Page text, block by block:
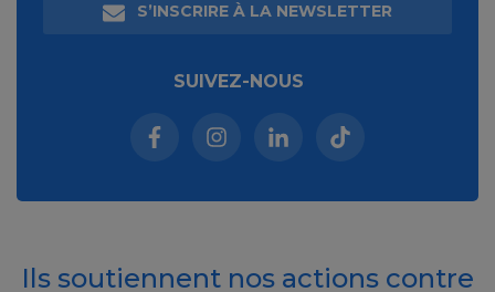
S’INSCRIRE À LA NEWSLETTER
SUIVEZ-NOUS
Facebook (nouvelle fenêtre)
Instagram (nouvelle fenêtre)
Linkedin (nouvelle
Tiktok (nouvelle
Ils soutiennent nos actions contre